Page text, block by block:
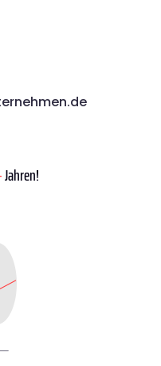
Jahren!